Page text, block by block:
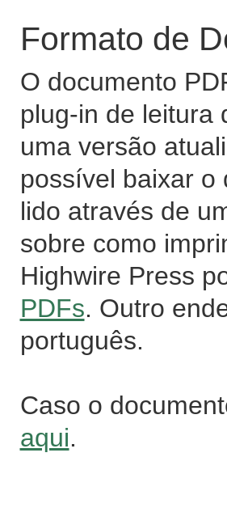
Formato de
O documento
plug-in de leitura
uma versão
possível baixar o
lido através de
sobre como
Highwire Press
PDFs. Outro
português.
Caso o
aqui.